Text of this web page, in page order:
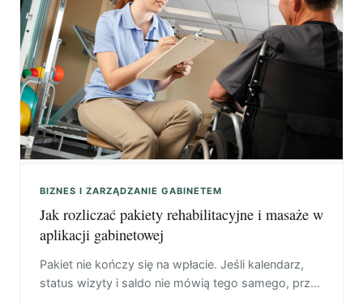
BIZNES I ZARZĄDZANIE GABINETEM
Jak rozliczać pakiety rehabilitacyjne i masaże w
aplikacji gabinetowej
Pakiet nie kończy się na wpłacie. Jeśli kalendarz,
status wizyty i saldo nie mówią tego samego, przy